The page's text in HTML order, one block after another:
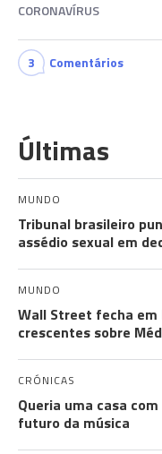
CORONAVÍRUS
3 Comentários
Últimas
MUNDO
Tribunal brasileiro
assédio sexual em
MUNDO
Wall Street fecha em
crescentes sobre
CRÓNICAS
Queria uma casa
futuro da música